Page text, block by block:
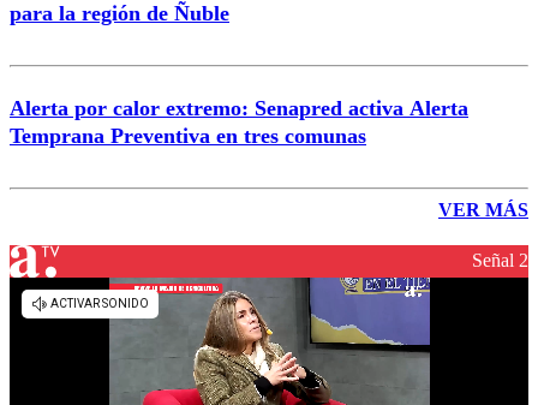
para la región de Ñuble
Alerta por calor extremo: Senapred activa Alerta
Temprana Preventiva en tres comunas
VER MÁS
Señal 2